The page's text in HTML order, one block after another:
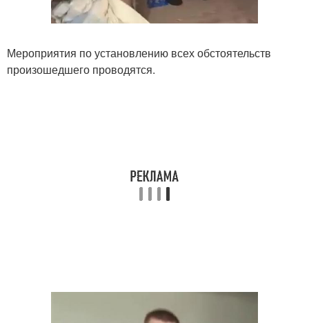
Мероприятия по установлению всех обстоятельств
произошедшего проводятся.